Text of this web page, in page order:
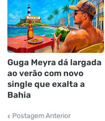
Guga Meyra dá largada
ao verão com novo
single que exalta a
Bahia
Postagem Anterior